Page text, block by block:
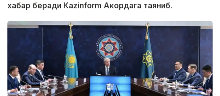
хабар беради Каzinform Акордага таяниб.